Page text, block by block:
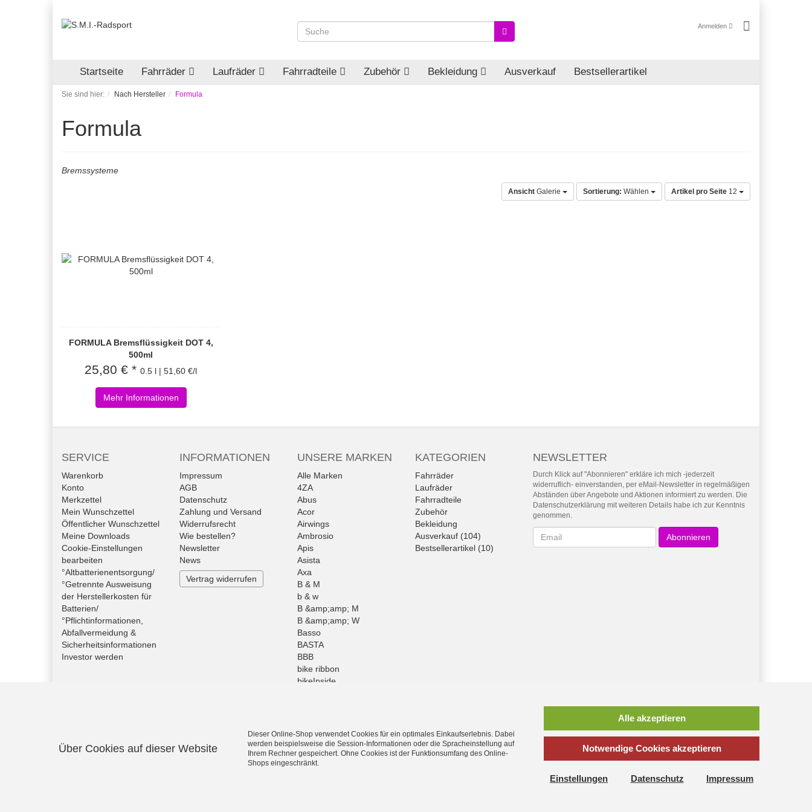
Anmelden
Startseite Fahrräder Laufräder Fahrradteile Zubehör Bekleidung Ausverkauf Bestsellerartikel
Sie sind hier: Nach Hersteller Formula
Formula
Bremssysteme
Ansicht Galerie Sortierung: Wählen Artikel pro Seite 12
FORMULA Bremsflüssigkeit DOT 4,
500ml
25,80 € *0.5 l | 51,60 €/l
Mehr Informationen
SERVICE
Warenkorb
Konto
Merkzettel
Mein Wunschzettel
Öffentlicher Wunschzettel
Meine Downloads
Cookie-Einstellungen
bearbeiten
°Altbatterienentsorgung/
°Getrennte Ausweisung
der Herstellerkosten für
Batterien/
°Pflichtinformationen,
Abfallvermeidung &
Sicherheitsinformationen
Investor werden
INFORMATIONEN
Impressum
AGB
Datenschutz
Zahlung und Versand
Widerrufsrecht
Wie bestellen?
Newsletter
News
Vertrag widerrufen
UNSERE MARKEN
Alle Marken
4ZA
Abus
Acor
Airwings
Ambrosio
Apis
Asista
Axa
B & M
b & w
B &amp;amp; M
B &amp;amp; W
Basso
BASTA
BBB
bike ribbon
bikeInside
Mehr
KATEGORIEN
Fahrräder
Laufräder
Fahrradteile
Zubehör
Bekleidung
Ausverkauf (104)
Bestsellerartikel (10)
NEWSLETTER
Durch Klick auf "Abonnieren" erkläre ich mich -jederzeit
widerruflich- einverstanden, per eMail-Newsletter in regelmäßigen
Abständen über Angebote und Aktionen informiert zu werden. Die
Datenschutzerklärung mit weiteren Details habe ich zur Kenntnis
genommen.
Newsletter Abonnieren
Über Cookies auf dieser Website
Dieser Online-Shop verwendet Cookies für ein optimales Einkaufserlebnis. Dabei
werden beispielsweise die Session-Informationen oder die Spracheinstellung auf
Ihrem Rechner gespeichert. Ohne Cookies ist der Funktionsumfang des Online-
Shops eingeschränkt.
Alle akzeptieren
Notwendige Cookies akzeptieren
Einstellungen Datenschutz Impressum